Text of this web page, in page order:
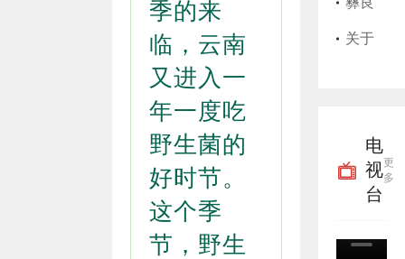
季的来
临，云南
又进入一
年一度吃
野生菌的
好时节。
这个季
节，野生
龄津
废声
公告
书遗
发店
证过
期作
良县
巡察
完成
县粮
备有
限责
关于
领域
腐败
电
视
台
更
多